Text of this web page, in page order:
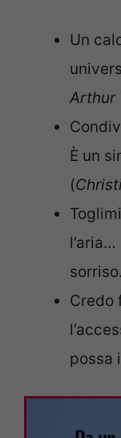
Un
Arthur
È un
(
Credo
possa